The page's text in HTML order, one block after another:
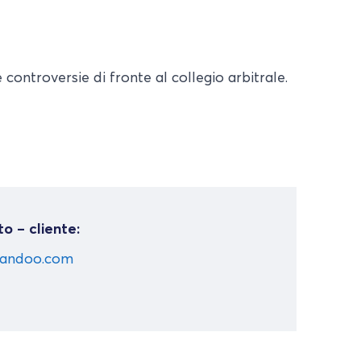
di fronte al collegio arbitrale.
– cliente: